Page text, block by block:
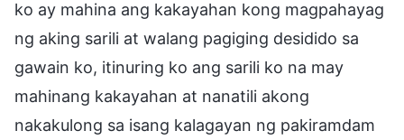
ko ay mahina ang kakayahan kong magpahayag
ng aking sarili at walang pagiging desidido sa
gawain ko, itinuring ko ang sarili ko na may
mahinang kakayahan at nanatili akong
nakakulong sa isang kalagayan ng pakiramdam